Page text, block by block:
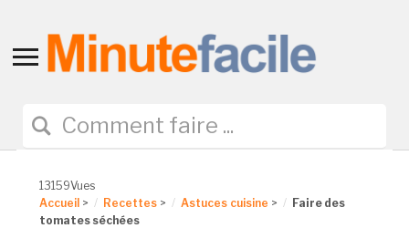
Toggle
navigation
13159Vues
Accueil > Recettes > Astuces cuisine >
Faire des
tomates séchées